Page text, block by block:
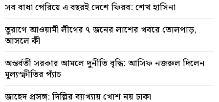
সব বাধা পেরিয়ে এ বছরই দেশে ফিরব: শেখ হাসিনা
তুরাগে আওয়ামী লীগের ৭ জনের লাশের খবরে তোলপাড়,
আসলে কী
অন্তর্বর্তী সরকার আমলে দুর্নীতি বৃদ্ধি: আসিফ নজরুল দিলেন
মূল্যস্ফীতির প্যাঁচ
জাহেদ প্রসঙ্গ: দিল্লির ব্যাখ্যায় খোশ নয় ঢাকা